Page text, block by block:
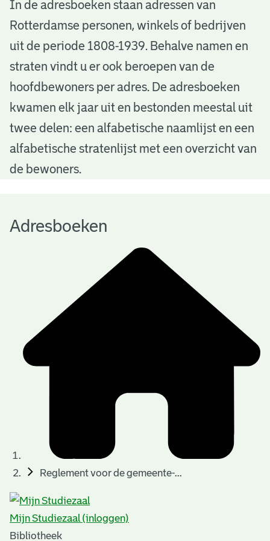
A
d
e
b
o
e
e
In de adresboeken staan adressen van
Rotterdamse personen, winkels of bedrijven
uit de periode 1808-1939. Behalve namen en
straten vindt u er ook beroepen van de
hoofdbewoners per adres. De adresboeken
kwamen elk jaar uit en bestonden meestal uit
twee delen: een alfabetische naamlijst en een
alfabetische stratenlijst met een overzicht van
de bewoners.
Adresboeken
Reglement voor de gemeente-...
Mijn Studiezaal (inloggen)
Bibliotheek